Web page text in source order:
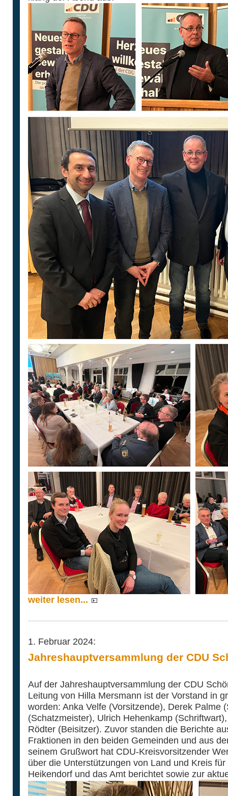
weiter lesen...
1. Februar 2024:
Jahreshauptversammlung der CDU
Auf der Jahreshauptversammlung der CDU
Leitung von Hilla Mersmann ist der Vorstand in
worden: Anka Velfe (Vorsitzende), Derek Palme
(Schatzmeister), Ulrich Hehenkamp
Rödter (Beisitzer). Zuvor standen die Berichte
Fraktionen in den beiden Gemeinden und aus
seinem Grußwort hat CDU-Kreisvorsitzender
über die Unterstützungen von Land und Kreis
Heikendorf und das Amt berichtet sowie zur